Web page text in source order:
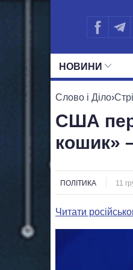
НОВИНИ
Слово і Діло›
США
кошик»
ПОЛІТИКА 11
Читати